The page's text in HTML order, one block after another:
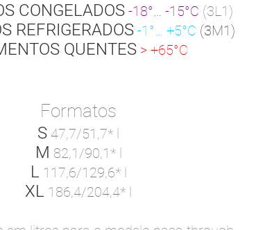
CONGELADOS -18°… -15°C (3L1)
REFRIGERADOS -1°… +5°C (3M1)
QUENTES > +65°C
Formatos
S 47,7/51,7* l
M 82,1/90,1* l
L 117,6/129,6* l
XL 186,4/204,4* l